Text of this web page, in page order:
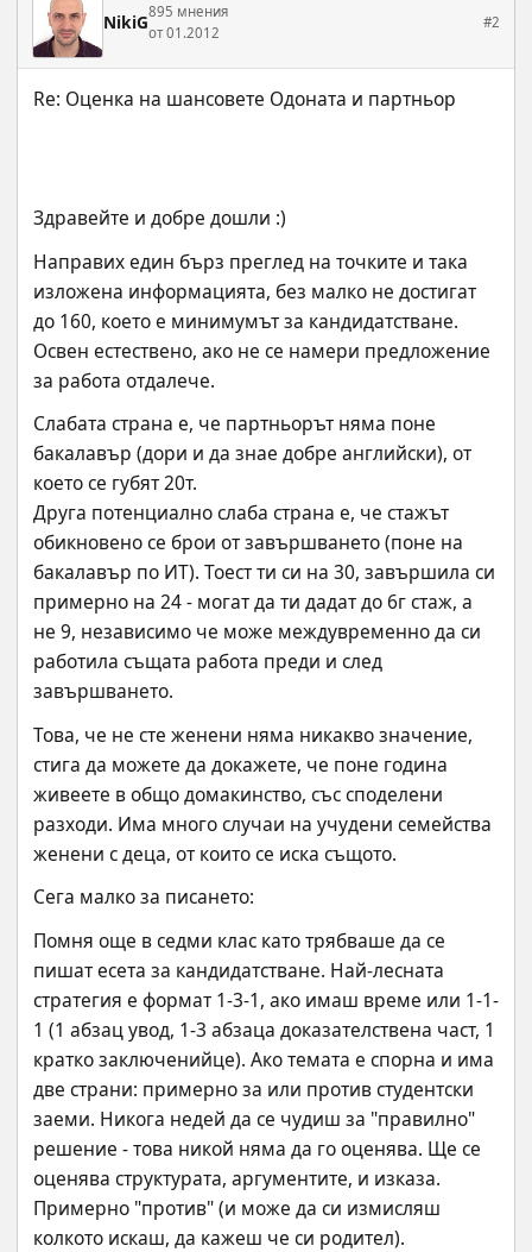
NikiG895 мнения
от 01.2012
#2
Здравейте и добре дошли :)
Направих един бърз преглед на точките и така
изложена информацията, без малко не достигат
до 160, което е минимумът за кандидатстване.
Освен естествено, ако не се намери предложение
за работа отдалече.
Слабата страна е, че партньорът няма поне
бакалавър (дори и да знае добре английски), от
което се губят 20т.
Друга потенциално слаба страна е, че стажът
обикновено се брои от завършването (поне на
бакалавър по ИТ). Тоест ти си на 30, завършила си
примерно на 24 - могат да ти дадат до 6г стаж, а
не 9, независимо че може междувременно да си
работила същата работа преди и след
завършването.
Това, че не сте женени няма никакво значение,
стига да можете да докажете, че поне година
живеете в общо домакинство, със споделени
разходи. Има много случаи на учудени семейства
женени с деца, от които се иска същото.
Сега малко за писането:
Помня още в седми клас като трябваше да се
пишат есета за кандидатстване. Най-лесната
стратегия е формат 1-3-1, ако имаш време или 1-1-
1 (1 абзац увод, 1-3 абзаца доказателствена част, 1
кратко заключенийце). Ако темата е спорна и има
две страни: примерно за или против студентски
заеми. Никога недей да се чудиш за "правилно"
решение - това никой няма да го оценява. Ще се
оценява структурата, аргументите, и изказа.
Примерно "против" (и може да си измисляш
колкото искаш, да кажеш че си родител).